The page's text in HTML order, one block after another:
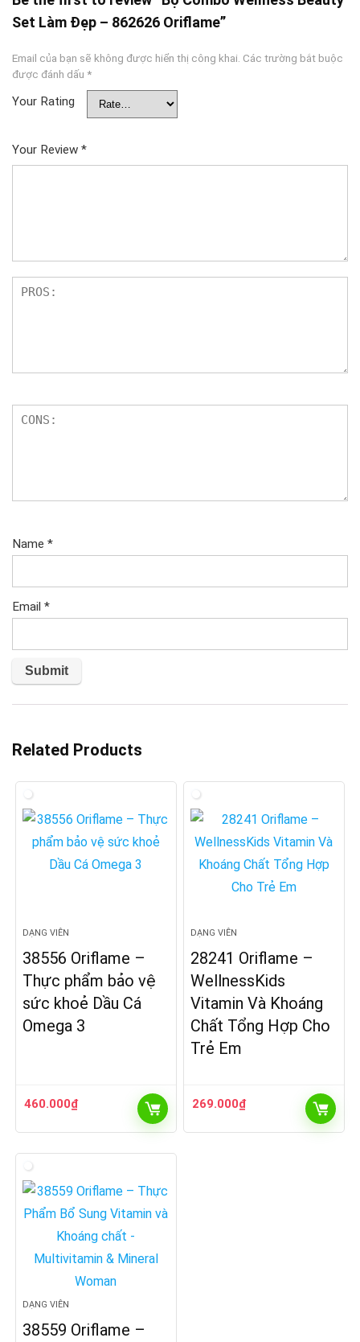
Set Làm Đẹp – 862626 Oriflame”
Email của bạn sẽ không được hiển thị công khai. Các trường bắt buộc
được đánh dấu *
Your Rating
Your Review *
Name *
Email *
Related Products
DẠNG VIÊN
38556 Oriflame –
Thực phẩm bảo vệ
sức khoẻ Dầu Cá
Omega 3
460.000₫
DẠNG VIÊN
28241 Oriflame –
WellnessKids
Vitamin Và Khoáng
Chất Tổng Hợp Cho
Trẻ Em
269.000₫
DẠNG VIÊN
38559 Oriflame –